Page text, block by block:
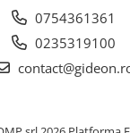
0754361361
0235319100